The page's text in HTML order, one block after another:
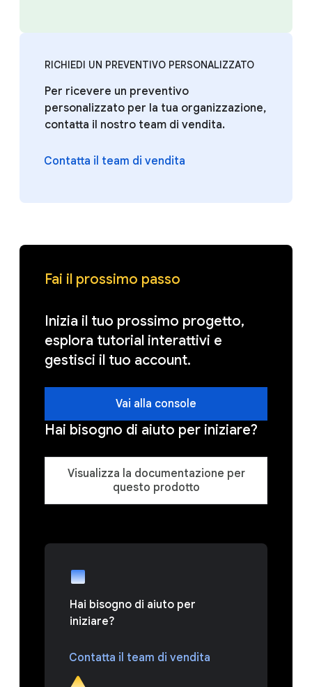
RICHIEDI UN PREVENTIVO PERSONALIZZATO
Per ricevere un preventivo
personalizzato per la tua organizzazione,
contatta il nostro team di vendita.
Contatta il team di vendita
Fai il prossimo passo
Inizia il tuo prossimo progetto,
esplora tutorial interattivi e
gestisci il tuo account.
Vai alla console
Hai bisogno di aiuto per iniziare?
Visualizza la documentazione per
questo prodotto
Hai bisogno di aiuto per
iniziare?
Contatta il team di vendita